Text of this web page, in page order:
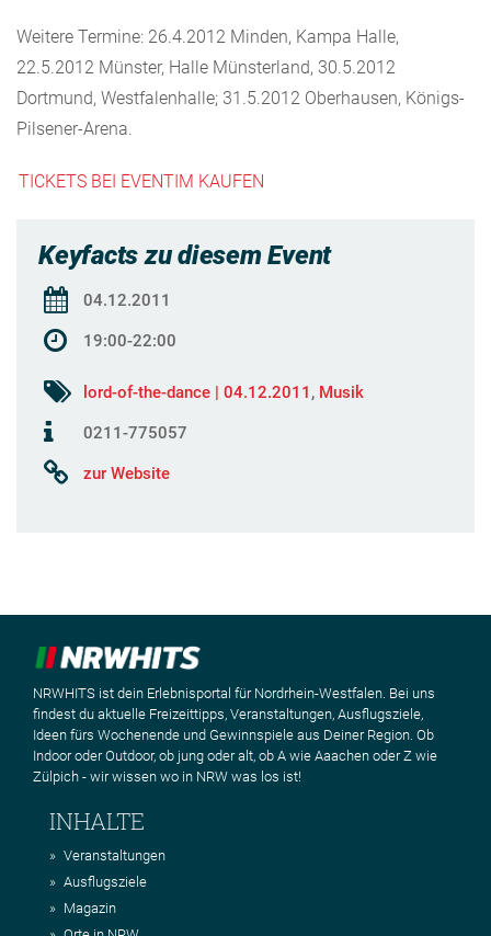
Weitere Termine: 26.4.2012 Minden, Kampa Halle,
22.5.2012 Münster, Halle Münsterland, 30.5.2012
Dortmund, Westfalenhalle; 31.5.2012 Oberhausen, Königs-
Pilsener-Arena.
TICKETS BEI EVENTIM KAUFEN
Keyfacts zu diesem Event
04.12.2011
19:00-22:00
lord-of-the-dance | 04.12.2011 , Musik
0211-775057
zur Website
NRWHITS ist dein Erlebnisportal für Nordrhein-Westfalen. Bei uns
findest du aktuelle Freizeittipps, Veranstaltungen, Ausflugsziele,
Ideen fürs Wochenende und Gewinnspiele aus Deiner Region. Ob
Indoor oder Outdoor, ob jung oder alt, ob A wie Aaachen oder Z wie
Zülpich - wir wissen wo in NRW was los ist!
INHALTE
Veranstaltungen
Ausflugsziele
Magazin